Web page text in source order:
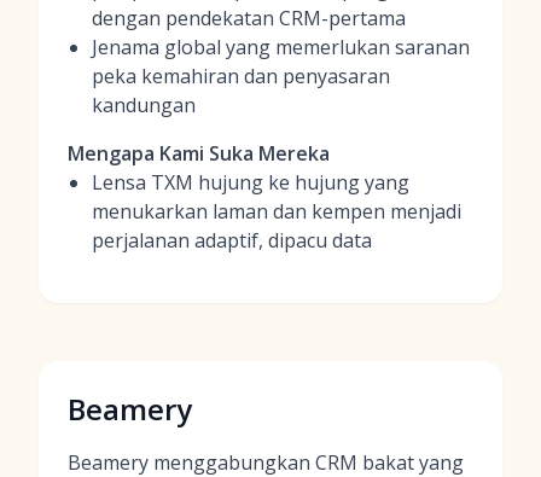
dengan pendekatan CRM-pertama
Jenama global yang memerlukan saranan
peka kemahiran dan penyasaran
kandungan
Mengapa Kami Suka Mereka
Lensa TXM hujung ke hujung yang
menukarkan laman dan kempen menjadi
perjalanan adaptif, dipacu data
Beamery
Beamery menggabungkan CRM bakat yang